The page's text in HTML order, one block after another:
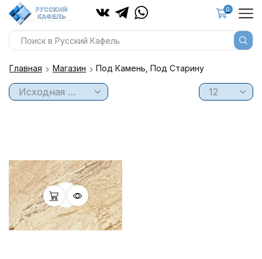
0
Главная Магазин Под Камень, Под Старину